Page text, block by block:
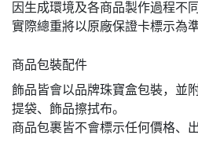
因生成環境及各商品製作過程不
實際總重將以原廠保證卡標示為準
商品包裝配件
飾品皆會以品牌珠寶盒包裝，並
提袋、飾品擦拭布。
商品包裹皆不會標示任何價格、